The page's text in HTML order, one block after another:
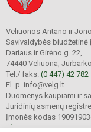
Veliuonos Antano ir
Savivaldybės biudžetinė
Dariaus ir Girėno g. 22,
74440 Veliuona,
Tel./ faks. (0 447) 42 782
El. p. info@velg.lt
Duomenys kaupiami ir
Juridinių asmenų registre
Įmonės kodas